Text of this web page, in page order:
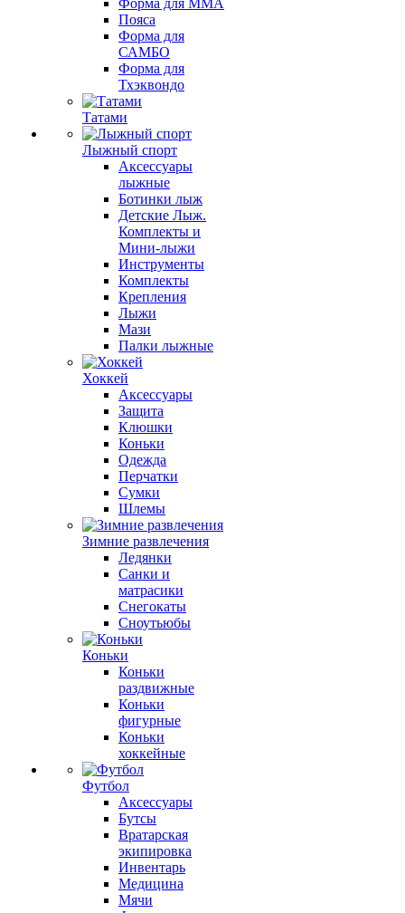
Форма для MMA
Пояса
Форма для
САМБО
Форма для
Тхэквондо
Татами
Лыжный спорт
Аксессуары
лыжные
Ботинки лыж
Детские Лыж.
Комплекты и
Мини-лыжи
Инструменты
Комплекты
Крепления
Лыжи
Мази
Палки лыжные
Хоккей
Аксессуары
Защита
Клюшки
Коньки
Одежда
Перчатки
Сумки
Шлемы
Зимние развлечения
Ледянки
Санки и
матрасики
Снегокаты
Сноутьюбы
Коньки
Коньки
раздвижные
Коньки
фигурные
Коньки
хоккейные
Футбол
Аксессуары
Бутсы
Вратарская
экипировка
Инвентарь
Медицина
Мячи